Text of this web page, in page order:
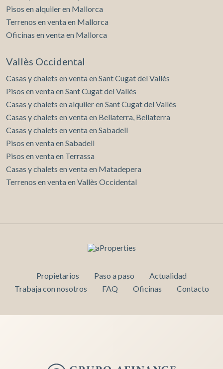
Pisos en alquiler en Mallorca
Terrenos en venta en Mallorca
Oficinas en venta en Mallorca
Vallès Occidental
Casas y chalets en venta en Sant Cugat del Vallès
Pisos en venta en Sant Cugat del Vallès
Casas y chalets en alquiler en Sant Cugat del Vallès
Casas y chalets en venta en Bellaterra, Bellaterra
Casas y chalets en venta en Sabadell
Pisos en venta en Sabadell
Pisos en venta en Terrassa
Casas y chalets en venta en Matadepera
Terrenos en venta en Vallès Occidental
Propietarios Paso a paso
Actualidad
Trabaja con nosotros
FAQ Oficinas Contacto